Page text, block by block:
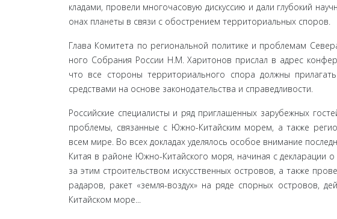
кладами, провели многочасовую дискуссию и дали глубокий
онах планеты в связи с обострением территориальных споров.
Глава Комитета по региональной политике и проблемам
ного Собрания России Н.М. Харитонов прислал в адрес
что все стороны территориального спора должны
средствами на основе законодательства и справедливости.
Российские специалисты и ряд приглашенных зарубежных
проблемы, связанные с Южно-Китайским морем, а также
всем мире. Во всех докладах уделялось особое внимание
Китая в районе Южно-Китайского моря, начиная с декларации
за этим строительством искусственных островов, а также
радаров, ракет «земля-воздух» на ряде спорных островов,
Китайском море...